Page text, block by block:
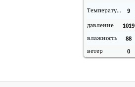
Температура
9
давление
1019
влажность
88
ветер
0